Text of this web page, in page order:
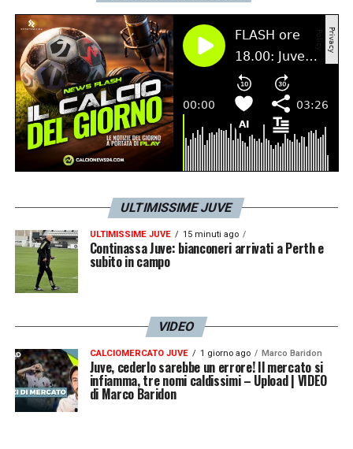
ULTIMISSIME JUVE
ULTIMISSIME JUVE 15 minuti ago
Continassa Juve: bianconeri arrivati a Perth e
subito in campo
VIDEO
CALCIOMERCATO JUVE 1 giorno ago Marco Baridon
Juve, cederlo sarebbe un errore! Il mercato si
infiamma, tre nomi caldissimi – Upload | VIDEO
di Marco Baridon